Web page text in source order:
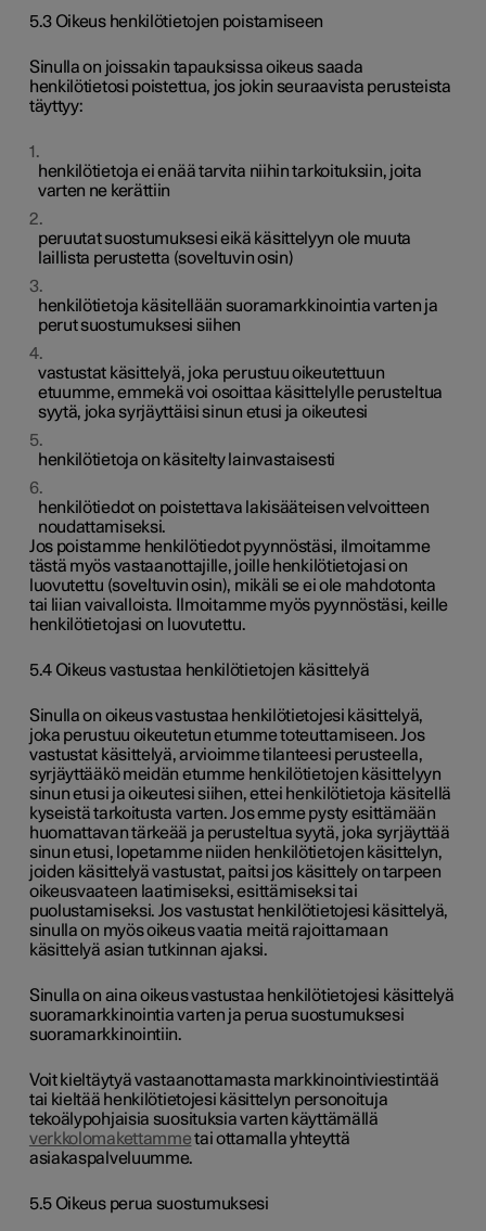
5.3 Oikeus henkilötietojen poistamiseen
Sinulla on joissakin tapauksissa oikeus saada
henkilötietosi poistettua, jos jokin seuraavista perusteista
täyttyy:
henkilötietoja ei enää tarvita niihin tarkoituksiin, joita
varten ne kerättiin
peruutat suostumuksesi eikä käsittelyyn ole muuta
laillista perustetta (soveltuvin osin)
henkilötietoja käsitellään suoramarkkinointia varten ja
perut suostumuksesi siihen
vastustat käsittelyä, joka perustuu oikeutettuun
etuumme, emmekä voi osoittaa käsittelylle perusteltua
syytä, joka syrjäyttäisi sinun etusi ja oikeutesi
henkilötietoja on käsitelty lainvastaisesti
henkilötiedot on poistettava lakisääteisen velvoitteen
noudattamiseksi.
Jos poistamme henkilötiedot pyynnöstäsi, ilmoitamme
tästä myös vastaanottajille, joille henkilötietojasi on
luovutettu (soveltuvin osin), mikäli se ei ole mahdotonta
tai liian vaivalloista. Ilmoitamme myös pyynnöstäsi, keille
henkilötietojasi on luovutettu.
5.4 Oikeus vastustaa henkilötietojen käsittelyä
Sinulla on oikeus vastustaa henkilötietojesi käsittelyä,
joka perustuu oikeutetun etumme toteuttamiseen. Jos
vastustat käsittelyä, arvioimme tilanteesi perusteella,
syrjäyttääkö meidän etumme henkilötietojen käsittelyyn
sinun etusi ja oikeutesi siihen, ettei henkilötietoja käsitellä
kyseistä tarkoitusta varten. Jos emme pysty esittämään
huomattavan tärkeää ja perusteltua syytä, joka syrjäyttää
sinun etusi, lopetamme niiden henkilötietojen käsittelyn,
joiden käsittelyä vastustat, paitsi jos käsittely on tarpeen
oikeusvaateen laatimiseksi, esittämiseksi tai
puolustamiseksi. Jos vastustat henkilötietojesi käsittelyä,
sinulla on myös oikeus vaatia meitä rajoittamaan
käsittelyä asian tutkinnan ajaksi.
Sinulla on aina oikeus vastustaa henkilötietojesi käsittelyä
suoramarkkinointia varten ja perua suostumuksesi
suoramarkkinointiin.
Voit kieltäytyä vastaanottamasta markkinointiviestintää
tai kieltää henkilötietojesi käsittelyn personoituja
tekoälypohjaisia suosituksia varten käyttämällä
verkkolomakettammetai ottamalla yhteyttä
asiakaspalveluumme.
5.5 Oikeus perua suostumuksesi